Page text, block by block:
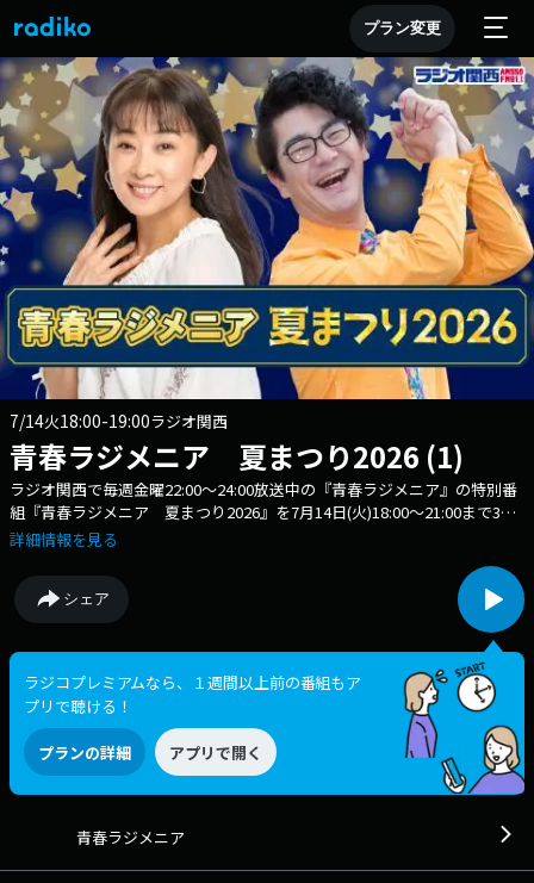
プラン変更
7/14火18:00-19:00ラジオ関西
青春ラジメニア 夏まつり2026 (1)
ラジオ関西で毎週金曜22:00～24:00放送中の『青春ラジメニア』の特別番
組『青春ラジメニア 夏まつり2026』を7月14日(火)18:00～21:00まで3時
間生放送します。 この特番は番組発のクラウドファンディングが3回目
たリターンとして実施します。 また今回は特別に東京から放送。ゲスト
にラジメニアリスナーだった声優の小西克幸、置鮎龍太郎、シンガーソン
グライターでラジオパーソナリティーの鷲崎健、アニソン歌手の遠藤正
明、angela、熊田茜音を迎えます。 出演者：南かおり / ムサ（ワタナ
ベフラワー） / angela / 小西克幸 / 熊田茜音 / 鷲崎健 / 遠藤正明 / 置鮎龍太
郎 番組へのメッセージをお待ちしています！
《radi@jocr.jp》 ──────────────────── 番
組Xハッシュタグは「#ラジメニア夏まつり」 番組Xアカウントは
「@radimenia558」 ──────────────────── ラジ
オ関西Xハッシュタグは「#ラジ関」 ラジオ関西Xアカウントは
詳細情報を見る
シェア
ラジコプレミアムなら、１週間以上前の番組もア
プリで聴ける！
プランの詳細 アプリで開く
青春ラジメニア